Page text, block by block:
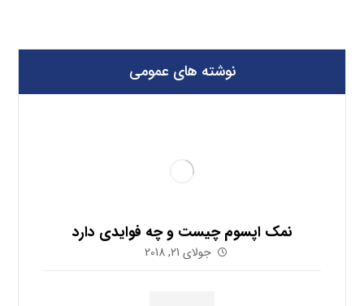
نوشته های عمومی
نمک اپسوم چیست و چه فوایدی دارد
جولای 21, 2018